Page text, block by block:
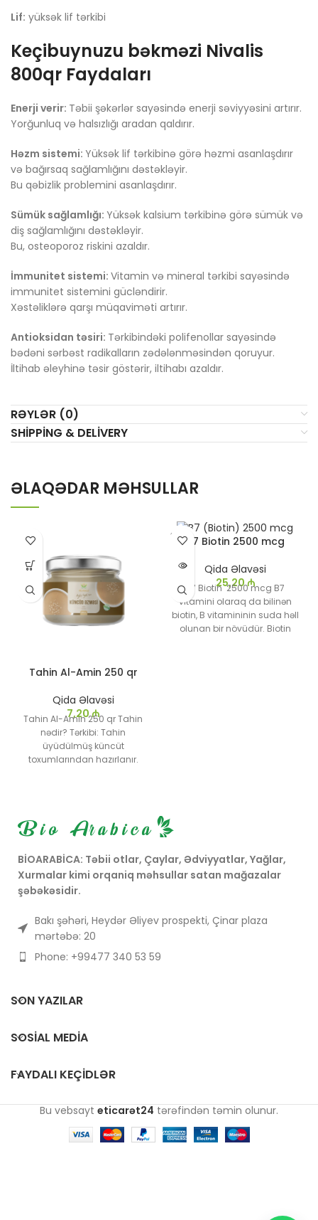
Lif: yüksək lif tərkibi
Keçibuynuzu bəkməzi Nivalis
800qr Faydaları
Enerji verir: Təbii şəkərlər sayəsində enerji səviyyəsini artırır.
Yorğunluq və halsızlığı aradan qaldırır.
Həzm sistemi: Yüksək lif tərkibinə görə həzmi asanlaşdırır
və bağırsaq sağlamlığını dəstəkləyir.
Bu qəbizlik problemini asanlaşdırır.
Sümük sağlamlığı: Yüksək kalsium tərkibinə görə sümük və
diş sağlamlığını dəstəkləyir.
Bu, osteoporoz riskini azaldır.
İmmunitet sistemi: Vitamin və mineral tərkibi sayəsində
immunitet sistemini gücləndirir.
Xəstəliklərə qarşı müqaviməti artırır.
Antioksidan təsiri: Tərkibindəki polifenollar sayəsində
bədəni sərbəst radikalların zədələnməsindən qoruyur.
İltihab əleyhinə təsir göstərir, iltihabı azaldır.
RƏYLƏR (0)
SHIPPING & DELIVERY
ƏLAQƏDAR MƏHSULLAR
Tahin Al-Amin 250 qr
Qida Əlavəsi
7,20₼
Tahin Al-Amin 250 qr Tahin
nədir? Tərkibi: Tahin
üyüdülmüş küncüt
toxumlarından hazırlanır.
tutarlılığına gətirilir.
SATIL
DIB7 Biotin 2500 mcg
Qida Əlavəsi
25,20₼
B7 Biotin 2500 mcg B7
vitamini olaraq da bilinən
biotin, B vitamininin suda həll
olunan bir növüdür. Biotin
BİOARABİCA: Təbii otlar, Çaylar, Ədviyyatlar, Yağlar,
Xurmalar kimi orqaniq məhsullar satan mağazalar
şəbəkəsidir.
Bakı şəhəri, Heydər Əliyev prospekti, Çinar plaza
mərtəbə: 20
Phone: +99477 340 53 59
SON YAZILAR
SOSIAL MEDIA
FAYDALI KEÇIDLƏR
Bu vebsayt eticarət24 tərəfindən təmin olunur.